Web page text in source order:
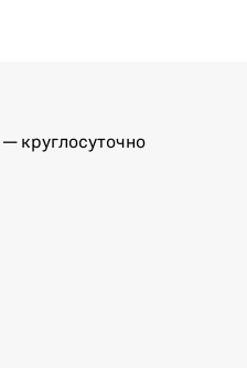
— круглосуточно